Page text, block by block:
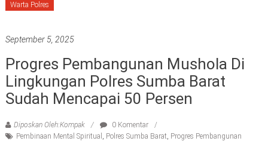
Warta Polres
September 5, 2025
Progres Pembangunan Mushola Di
Lingkungan Polres Sumba Barat
Sudah Mencapai 50 Persen
Diposkan Oleh:Kompak
0 Komentar
Pembinaan Mental Spiritual , Polres Sumba Barat, Progres Pembangunan